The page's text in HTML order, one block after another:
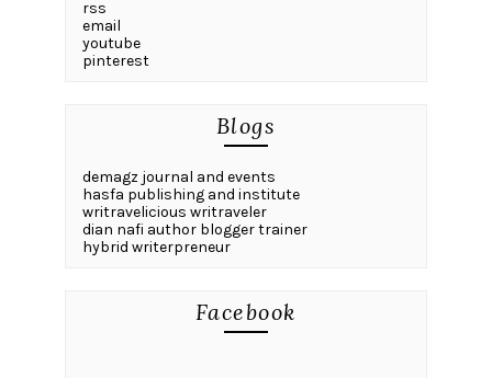
rss
email
youtube
pinterest
Blogs
demagz journal and events
hasfa publishing and institute
writravelicious writraveler
dian nafi author blogger trainer
hybrid writerpreneur
Facebook